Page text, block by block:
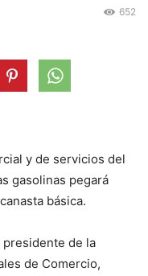
652
y de servicios del
gasolinas pegará
básica.
presidente de la
de Comercio,